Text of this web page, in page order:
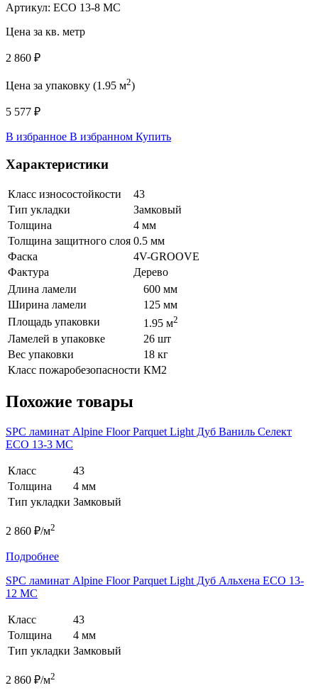
Артикул: ЕСО 13-8 MC
Цена за кв. метр
2 860 ₽
Цена за упаковку (1.95 м2)
5 577 ₽
В избранное В избранном Купить
Характеристики
Класс износостойкости
43
Тип укладки
Замковый
Толщина
4 мм
Толщина защитного слоя 0.5 мм
Фаска
4V-GROOVE
Фактура
Дерево
Длина ламели
600 мм
Ширина ламели
125 мм
Площадь упаковки
1.95 м2
Ламелей в упаковке
26 шт
Вес упаковки
18 кг
Класс пожаробезопасности КМ2
Похожие товары
SPC ламинат Alpine Floor Parquet Light Дуб Ваниль Селект
ЕСО 13-3 MC
Класс
43
Толщина
4 мм
Тип укладки Замковый
2 860 ₽/м2
Подробнее
SPC ламинат Alpine Floor Parquet Light Дуб Альхена ЕСО 13-
12 MC
Класс
43
Толщина
4 мм
Тип укладки Замковый
2 860 ₽/м2